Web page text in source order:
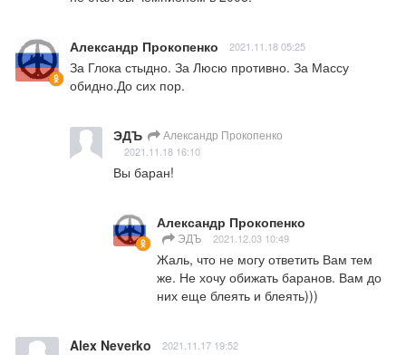
Александр Прокопенко 2021.11.18 05:25
За Глока стыдно. За Люсю противно. За Массу
обидно.До сих пор.
ЭДЪ Александр Прокопенко
2021.11.18 16:10
Вы баран!
Александр Прокопенко
ЭДЪ 2021.12.03 10:49
Жаль, что не могу ответить Вам тем
же. Не хочу обижать баранов. Вам до
них еще блеять и блеять)))
Alex Neverko 2021.11.17 19:52